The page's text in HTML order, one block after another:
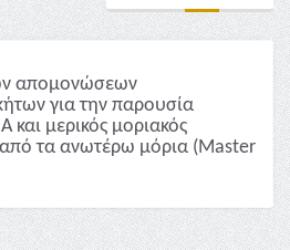
απομονώσεων
για την παρουσία
και μερικός μοριακός
τα ανωτέρω μόρια (Master